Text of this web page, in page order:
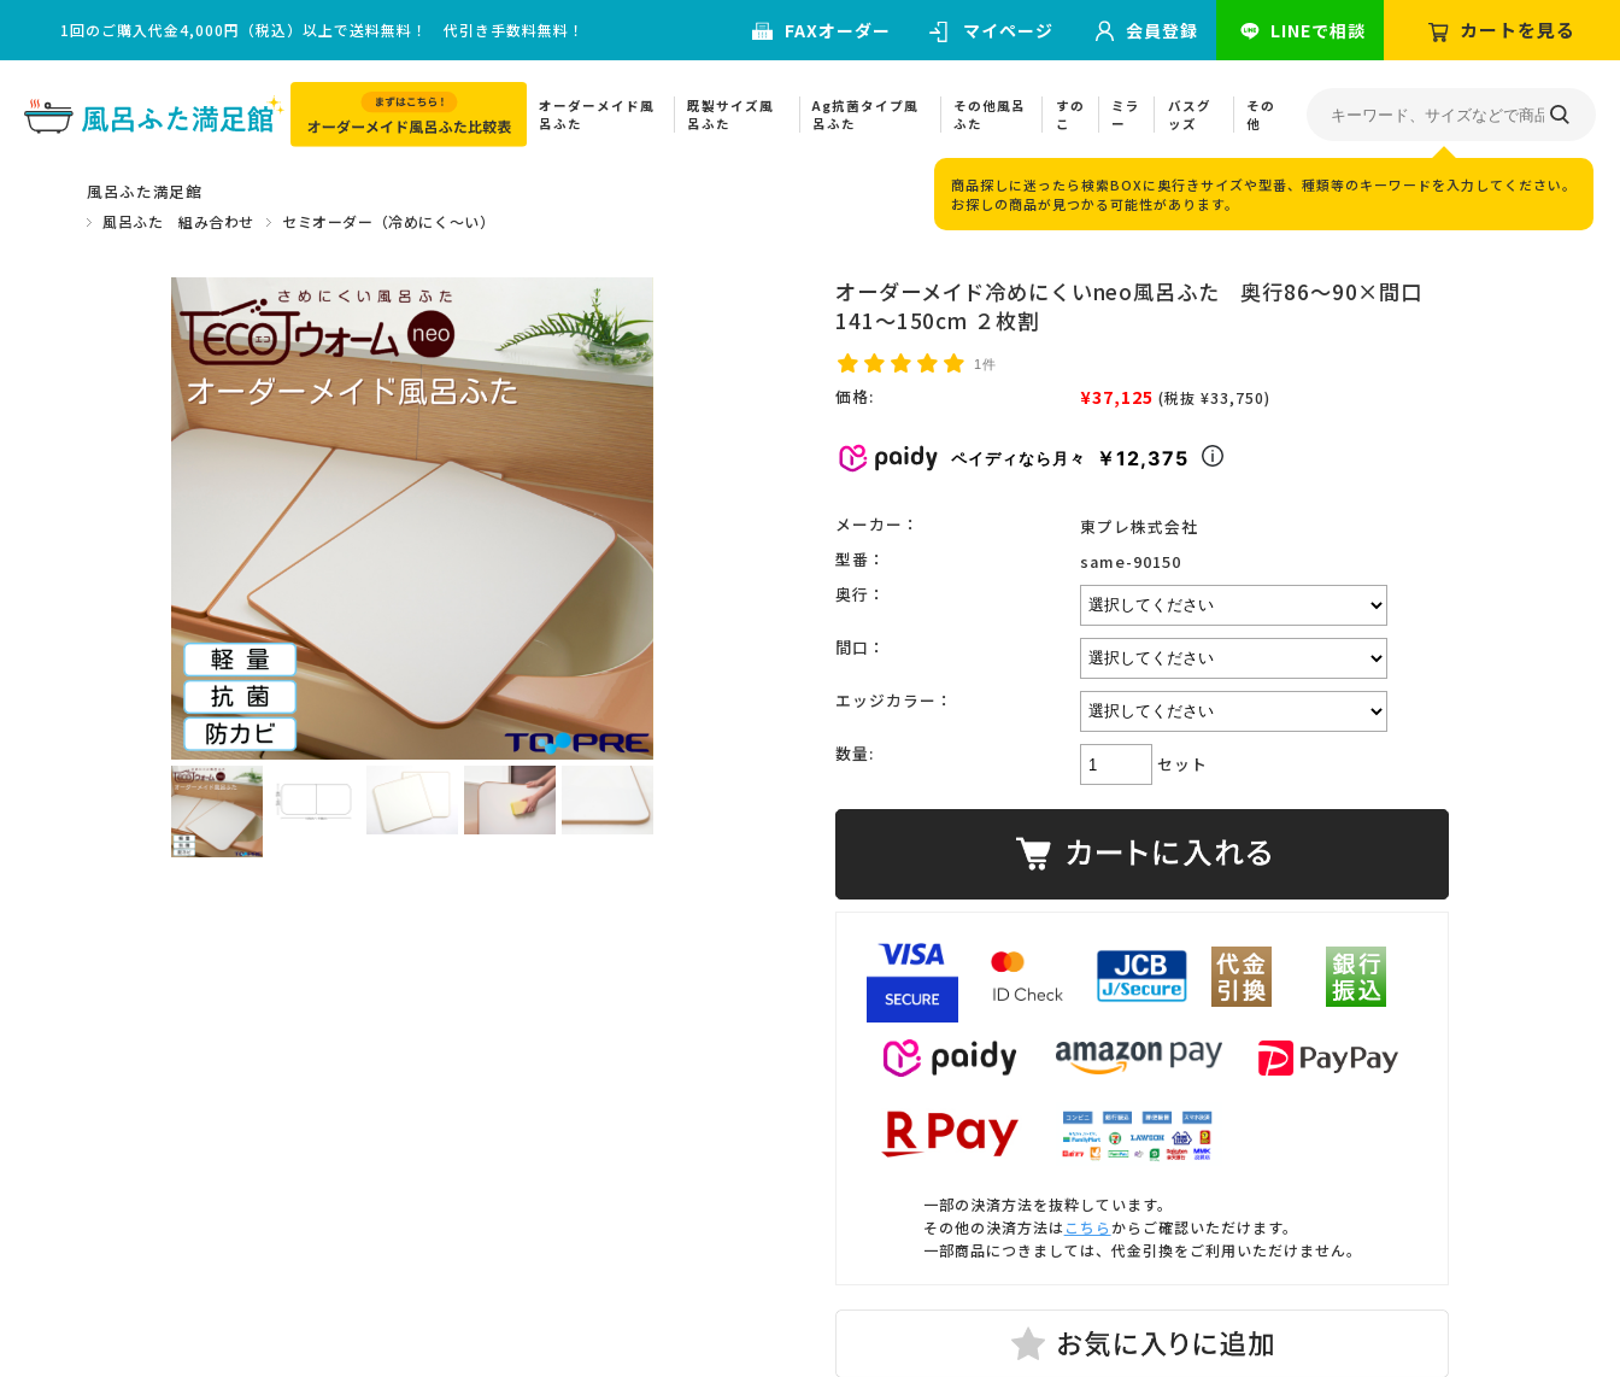
1回のご購入代金4,000円（税込）以上で送料無料！ 代引き手数料無料！ FAXオーダー マイページ 会員登録 LINEで相談 カートを見る
オーダーメイド風
呂ふた
既製サイズ風
呂ふた
Ag抗菌タイプ風
呂ふた
その他風呂
ふた
すの
こ
ミラ
ー
バスグ
ッズ
その
他
商品探しに迷ったら検索BOXに奥行きサイズや型番、種類等のキーワードを入力してください。
お探しの商品が見つかる可能性があります。
風呂ふた満足館
風呂ふた 組み合わせ セミオーダー（冷めにく～い）
オーダーメイド冷めにくいneo風呂ふた 奥行86～90×間口
141～150cm ２枚割
1件
価格: ¥37,125 (税抜 ¥33,750)
ペイディなら月々 ￥12,375
メーカー：
東プレ株式会社
型番：
same-90150
奥行：
間口：
エッジカラー：
数量: セット
一部の決済方法を抜粋しています。
その他の決済方法はこちらからご確認いただけます。
一部商品につきましては、代金引換をご利用いただけません。